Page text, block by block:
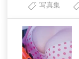
写真集